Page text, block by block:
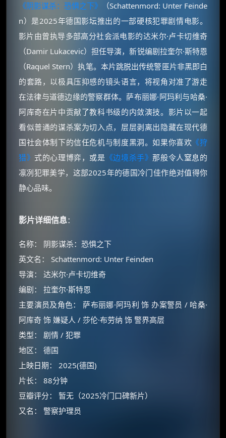
《阴影谋杀：恐惧之下》
（Schattenmord: Unter Feinde
n）是2025年德国影坛推出的一部硬核犯罪剧情电影。
影片由曾执导多部高分社会派电影的达米尔·卢卡切维奇
（Damir Lukacevic）担任导演，新锐编剧拉奎尔·斯特恩
（Raquel Stern）执笔。本片跳脱出传统警匪片非黑即白
的套路，以极具压抑感的镜头语言，将视角对准了游走
在法律与道德边缘的警察群体。萨布丽娜·阿玛利与哈桑·
阿库奇在片中贡献了教科书级的内敛演技。影片以一起
看似普通的谋杀案为切入点，层层剥离出隐藏在现代德
国社会体制下的信任危机与制度黑洞。如果你喜欢 《狩
猎》式的心理博弈，或是 《边境杀手》那般令人窒息的
凛冽犯罪美学，这部2025年的德国冷门佳作绝对值得你
静心品味。
影片详细信息：
名称： 阴影谋杀：恐惧之下
英文名： Schattenmord: Unter Feinden
导演： 达米尔·卢卡切维奇
编剧： 拉奎尔·斯特恩
主要演员及角色： 萨布丽娜·阿玛利 饰 办案警员 / 哈桑·
阿库奇 饰 嫌疑人 / 莎伦·布劳纳 饰 警界高层
类型： 剧情 / 犯罪
地区： 德国
上映日期： 2025(德国)
片长： 88分钟
豆瓣评分： 暂无（2025冷门口碑新片）
又名： 警察护理员